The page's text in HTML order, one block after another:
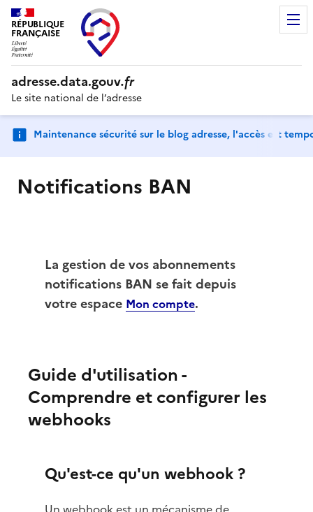
RÉPUBLIQUE
FRANÇAISE
adresse.data.gouv.fr
Le site national de l’adresse
Maintenance sécurité sur le blog adresse, l'accès est
Notifications BAN
La gestion de vos abonnements
notifications BAN se fait depuis
votre espace Mon compte.
Guide d'utilisation -
Comprendre et configurer les
webhooks
Qu'est-ce qu'un webhook ?